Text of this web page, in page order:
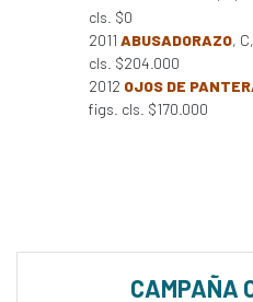
cls. $0
2011 ABUSADORAZO,
cls. $204.000
2012 OJOS DE
figs. cls. $170.000
CAMPAÑA